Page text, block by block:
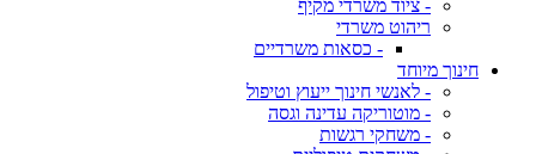
- ציוד משרדי מקיף
ריהוט משרדי
- כסאות משרדיים
חינוך מיוחד
- לאנשי חינוך ייעוץ וטיפול
- מוטוריקה עדינה וגסה
- משחקי רגשות